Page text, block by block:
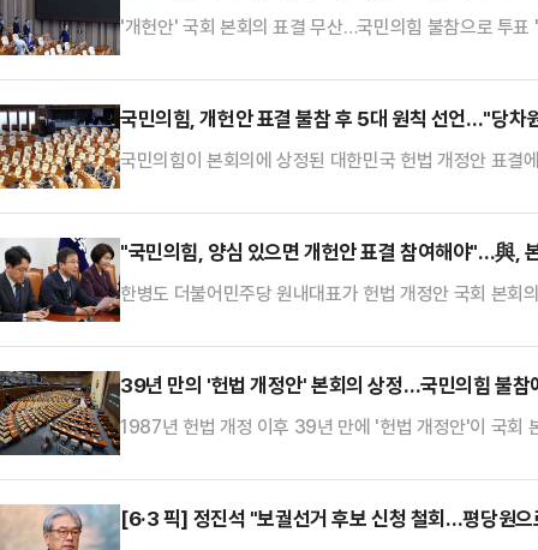
'개헌안' 국회 본회의 표결 무산…국민의힘 불참으로 투표
국민의힘, 개헌안 표결 불참 후 5대 원칙 선언…"당차
국민의힘이 본회의에 상정된 대한민국 헌법 개정안 표결
회에서 "국민의힘은 자유민주주의와 법치주의를 지키고
칙을 선언하며 정부여당의 오만한 폭주에 맞서 싸울 것
"국민의힘, 양심 있으면 개헌안 표결 참여해야"…與,
한병도 더불어민주당 원내대표가 헌법 개정안 국회 본
"개헌이라는 역사와 시대의 책임을 회피한다면 돌이킬
"민주당과 야 5당이 함께 성안한 이번 개헌안은 부마 항
39년 만의 '헌법 개정안' 본회의 상정…국민의힘 불참
1987년 헌법 개정 이후 39년 만에 '헌법 개정안'이 국회
식 국회의장은 7일 개헌안 본회의 상정에 앞서 "1987년
점"이라고 평가했다.이어 "국민의 신뢰와 지지 속에 헌
[6·3 픽] 정진석 "보궐선거 후보 신청 철회…평당원